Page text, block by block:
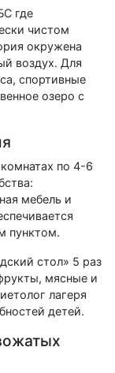
где
чистом
окружена
воздух. Для
спортивные
озеро с
по 4-6
мебель и
пунктом.
стол» 5 раз
мясные и
лагеря
детей.